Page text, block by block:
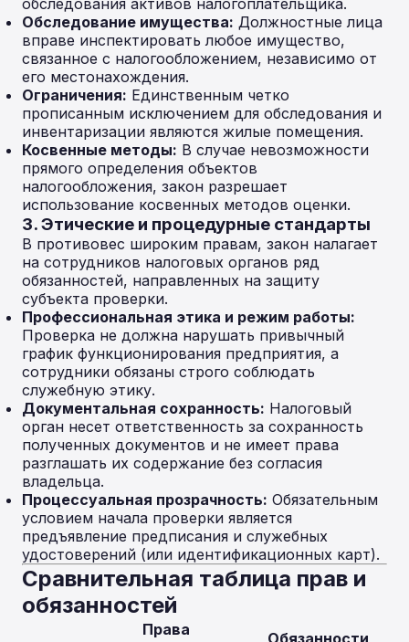
обследования активов налогоплательщика.
Обследование имущества: Должностные лица
вправе инспектировать любое имущество,
связанное с налогообложением, независимо от
его местонахождения.
Ограничения: Единственным четко
прописанным исключением для обследования и
инвентаризации являются жилые помещения.
Косвенные методы: В случае невозможности
прямого определения объектов
налогообложения, закон разрешает
использование косвенных методов оценки.
3. Этические и процедурные стандарты
В противовес широким правам, закон налагает
на сотрудников налоговых органов ряд
обязанностей, направленных на защиту
субъекта проверки.
Профессиональная этика и режим работы:
Проверка не должна нарушать привычный
график функционирования предприятия, а
сотрудники обязаны строго соблюдать
служебную этику.
Документальная сохранность: Налоговый
орган несет ответственность за сохранность
полученных документов и не имеет права
разглашать их содержание без согласия
владельца.
Процессуальная прозрачность: Обязательным
условием начала проверки является
предъявление предписания и служебных
удостоверений (или идентификационных карт).
Сравнительная таблица прав и
обязанностей
Права
Обязанности